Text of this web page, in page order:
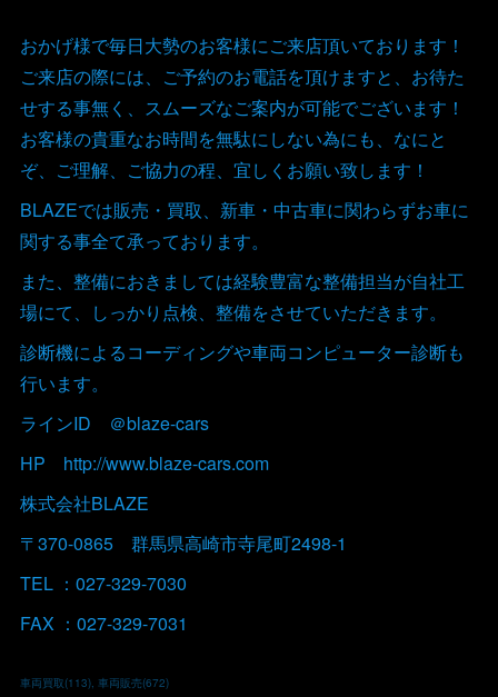
おかげ様で毎日大勢のお客様にご来店頂いております！
ご来店の際には、ご予約のお電話を頂けますと、お待た
せする事無く、スムーズなご案内が可能でございます！
お客様の貴重なお時間を無駄にしない為にも、なにと
ぞ、ご理解、ご協力の程、宜しくお願い致します！
BLAZEでは販売・買取、新車・中古車に関わらずお車に
関する事全て承っております。
また、整備におきましては経験豊富な整備担当が自社工
場にて、しっかり点検、整備をさせていただきます。
診断機によるコーディングや車両コンピューター診断も
行います。
ラインID ＠blaze-cars
HP http://www.blaze-cars.com
株式会社BLAZE
〒370-0865 群馬県高崎市寺尾町2498-1
TEL ：027-329-7030
FAX ：027-329-7031
車両買取(113) 車両販売(672)